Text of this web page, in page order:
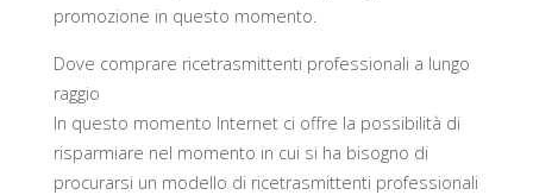
promozione in questo momento.
Dove comprare ricetrasmittenti professionali a lungo
raggio
In questo momento Internet ci offre la possibilità di
risparmiare nel momento in cui si ha bisogno di
procurarsi un modello di ricetrasmittenti professionali